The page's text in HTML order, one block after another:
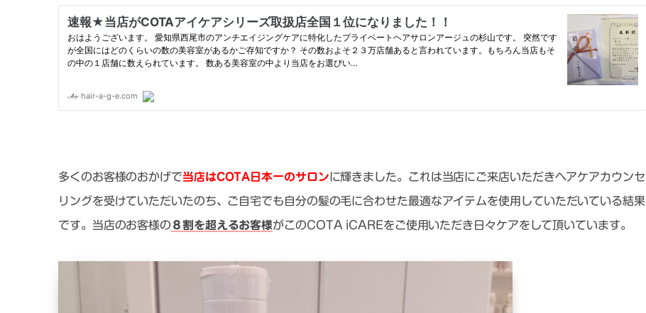
多くのお客様のおかげで当店はCOTA日本一のサロンに輝きました。これは当店にご来店いただきヘアケアカウンセ
リングを受けていただいたのち、ご自宅でも自分の髪の毛に合わせた最適なアイテムを使用していただいている結果
です。当店のお客様の ８割を超えるお客様がこのCOTA iCAREをご使用いただき日々ケアをして頂いています。